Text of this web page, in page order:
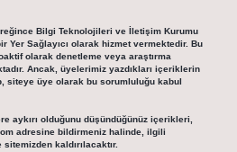
Bilgi Teknolojileri ve İletişim Kurumu
Yer Sağlayıcı olarak hizmet vermektedir. Bu
olarak denetleme veya araştırma
Ancak, üyelerimiz yazdıkları içeriklerin
siteye üye olarak bu sorumluluğu kabul
aykırı olduğunu düşündüğünüz içerikleri,
adresine bildirmeniz halinde, ilgili
kaldırılacaktır.